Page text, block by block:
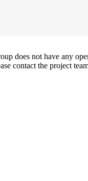
does not have any
contact the project